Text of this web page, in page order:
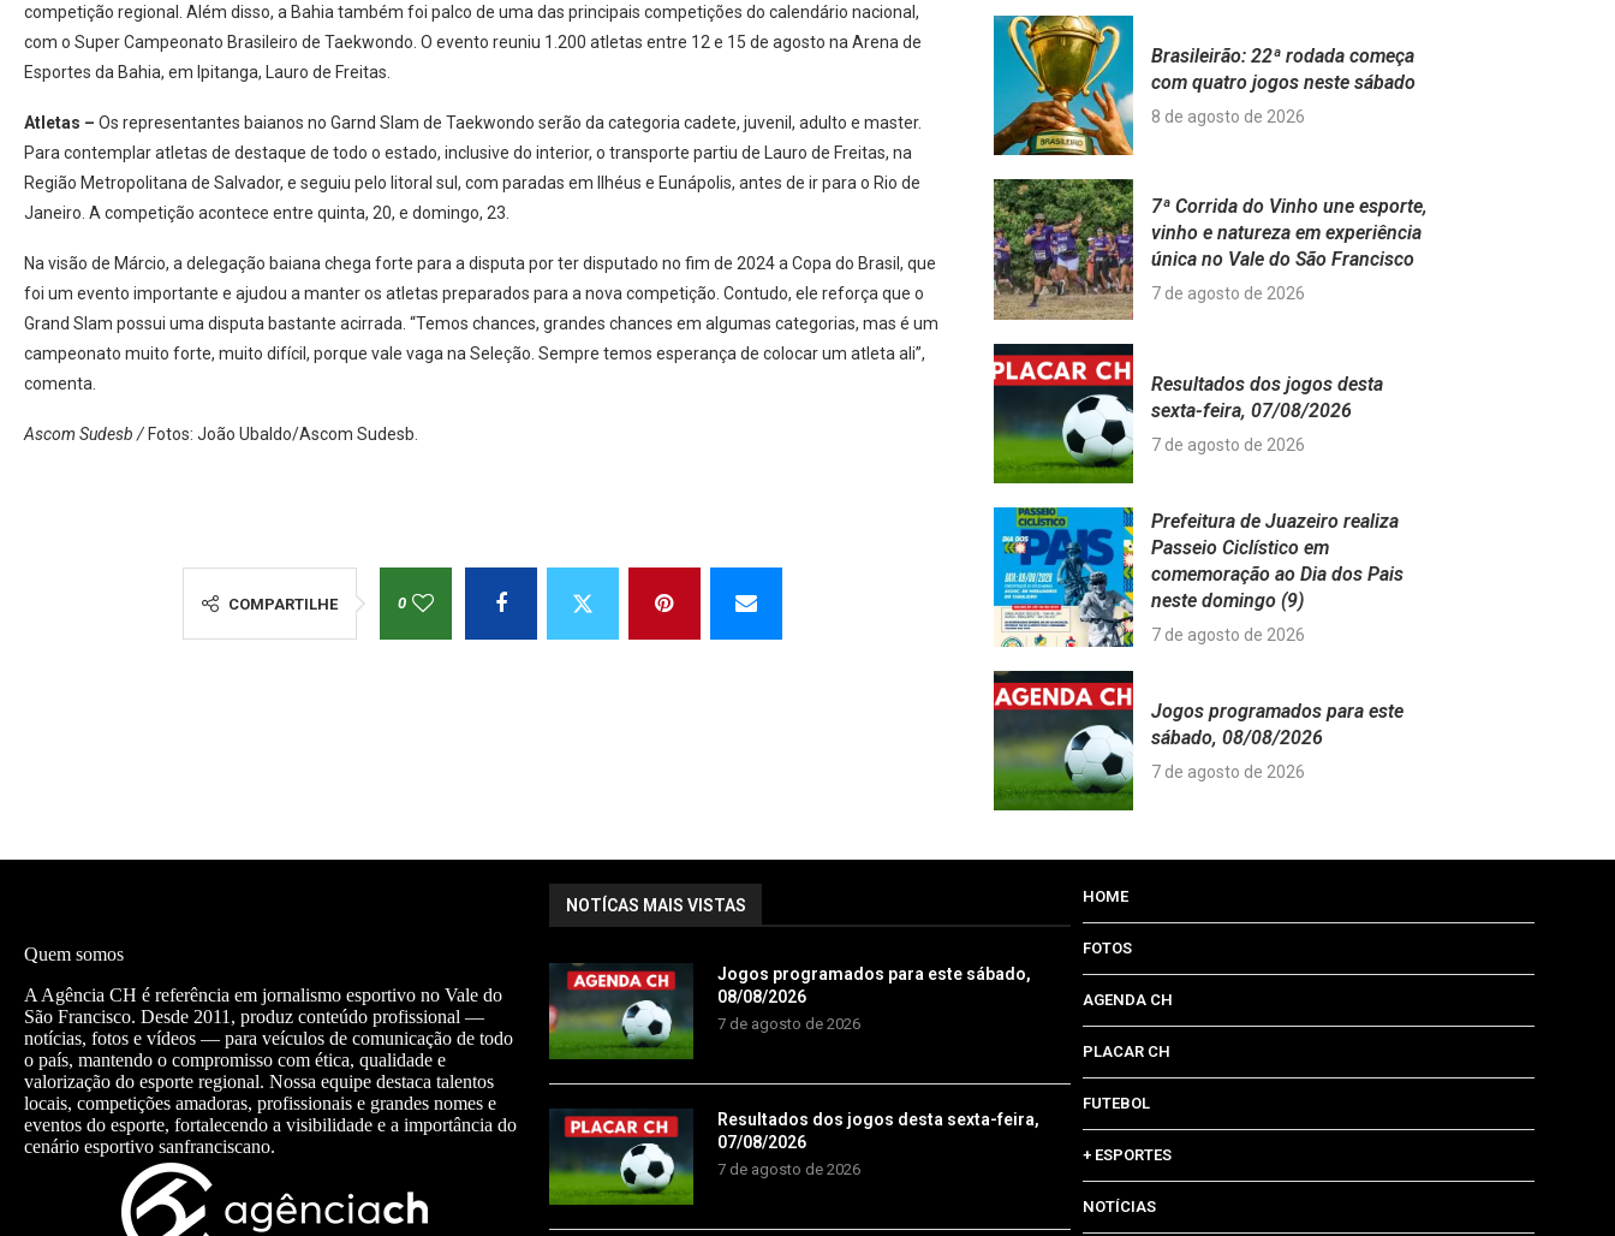
competição regional. Além disso, a Bahia também foi palco de uma das principais competições do calendário nacional,
com o Super Campeonato Brasileiro de Taekwondo. O evento reuniu 1.200 atletas entre 12 e 15 de agosto na Arena de
Esportes da Bahia, em Ipitanga, Lauro de Freitas.
Atletas – Os representantes baianos no Garnd Slam de Taekwondo serão da categoria cadete, juvenil, adulto e master.
Para contemplar atletas de destaque de todo o estado, inclusive do interior, o transporte partiu de Lauro de Freitas, na
Região Metropolitana de Salvador, e seguiu pelo litoral sul, com paradas em Ilhéus e Eunápolis, antes de ir para o Rio de
Janeiro. A competição acontece entre quinta, 20, e domingo, 23.
Na visão de Márcio, a delegação baiana chega forte para a disputa por ter disputado no fim de 2024 a Copa do Brasil, que
foi um evento importante e ajudou a manter os atletas preparados para a nova competição. Contudo, ele reforça que o
Grand Slam possui uma disputa bastante acirrada. “Temos chances, grandes chances em algumas categorias, mas é um
campeonato muito forte, muito difícil, porque vale vaga na Seleção. Sempre temos esperança de colocar um atleta ali”,
comenta.
Ascom Sudesb /Fotos: João Ubaldo/Ascom Sudesb.
COMPARTILHE 0
Brasileirão: 22ª rodada começa
com quatro jogos neste sábado
8 de agosto de 2026
7ª Corrida do Vinho une esporte,
vinho e natureza em experiência
única no Vale do São Francisco
7 de agosto de 2026
Resultados dos jogos desta
sexta-feira, 07/08/2026
7 de agosto de 2026
Prefeitura de Juazeiro realiza
Passeio Ciclístico em
comemoração ao Dia dos Pais
neste domingo (9)
7 de agosto de 2026
Jogos programados para este
sábado, 08/08/2026
7 de agosto de 2026
Quem somos
A Agência CH é referência em jornalismo esportivo no Vale do
São Francisco. Desde 2011, produz conteúdo profissional —
notícias, fotos e vídeos — para veículos de comunicação de todo
o país, mantendo o compromisso com ética, qualidade e
valorização do esporte regional. Nossa equipe destaca talentos
locais, competições amadoras, profissionais e grandes nomes e
eventos do esporte, fortalecendo a visibilidade e a importância do
cenário esportivo sanfranciscano.
NOTÍCAS MAIS VISTAS
Jogos programados para este sábado,
08/08/2026
7 de agosto de 2026
Resultados dos jogos desta sexta-feira,
07/08/2026
7 de agosto de 2026
HOME
FOTOS
AGENDA CH
PLACAR CH
FUTEBOL
+ ESPORTES
NOTÍCIAS